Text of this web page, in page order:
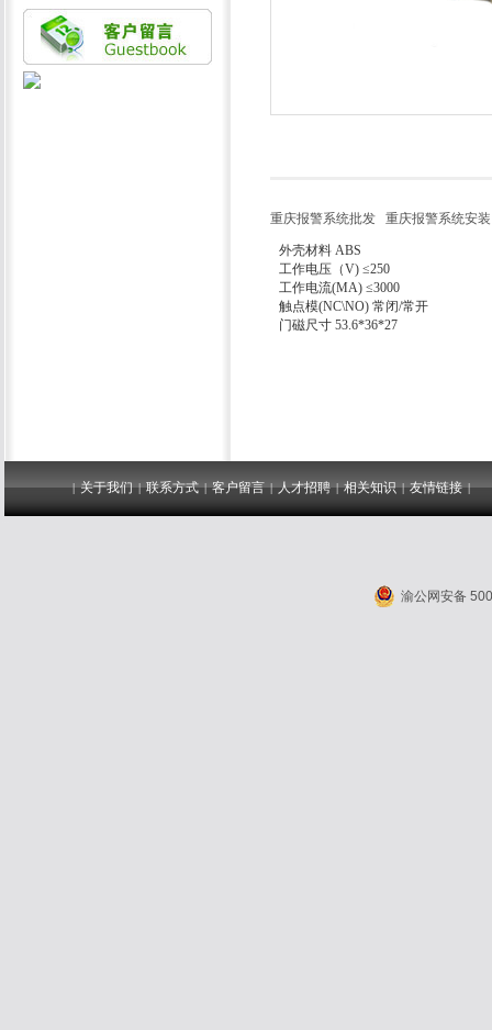
手机信号放大器
LED液晶拼接系列
重庆报警系统批发 重庆报警系统安装
外壳材料 ABS
工作电压（V) ≤250
工作电流(MA) ≤3000
触点模(NC\NO) 常闭/常开
门磁尺寸 53.6*36*27
|关于我们 |联系方式 |客户留言 |人才招聘 |相关知识 |友情链接 |
渝公网安备